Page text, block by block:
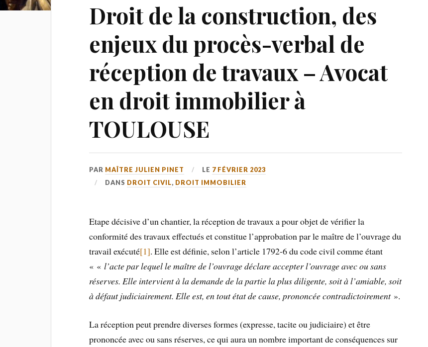
Droit de la construction, des
enjeux du procès-verbal de
réception de travaux – Avocat
en droit immobilier à
TOULOUSE
PAR MAÎTRE JULIEN PINET LE 7 FÉVRIER 2023
DANS DROIT CIVIL, DROIT IMMOBILIER
Etape décisive d’un chantier, la réception de travaux a pour objet de vérifier la
conformité des travaux effectués et constitue l’approbation par le maître de l’ouvrage du
travail exécuté[1]. Elle est définie, selon l’article 1792-6 du code civil comme étant
« «l’acte par lequel le maître de l’ouvrage déclare accepter l’ouvrage avec ou sans
réserves. Elle intervient à la demande de la partie la plus diligente, soit à l’amiable, soit
à défaut judiciairement. Elle est, en tout état de cause, prononcée contradictoirement».
La réception peut prendre diverses formes (expresse, tacite ou judiciaire) et être
prononcée avec ou sans réserves, ce qui aura un nombre important de conséquences sur